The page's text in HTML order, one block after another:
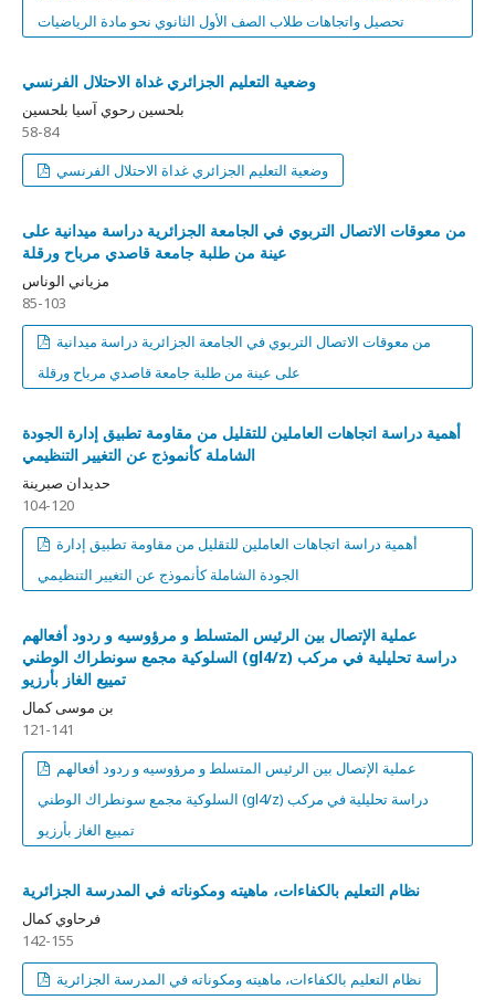
تحصيل واتجاهات طلاب الصف الأول الثانوي نحو مادة الرياضيات
وضعية التعليم الجزائري غداة الاحتلال الفرنسي
بلحسين رحوي آسيا بلحسين
58-84
وضعية التعليم الجزائري غداة الاحتلال الفرنسي
من معوقات الاتصال التربوي في الجامعة الجزائرية دراسة ميدانية على
عينة من طلبة جامعة قاصدي مرباح ورقلة
مزياني الوناس
85-103
على عينة من طلبة جامعة قاصدي مرباح ورقلة
أهمية دراسة اتجاهات العاملين للتقليل من مقاومة تطبيق إدارة الجودة
الشاملة كأنموذج عن التغيير التنظيمي
حديدان صبرينة
104-120
الجودة الشاملة كأنموذج عن التغيير التنظيمي
عملية الإتصال بين الرئيس المتسلط و مرؤوسيه و ردود أفعالهم
السلوكية مجمع سونطراك الوطني (gl4/z) دراسة تحليلية في مركب
تمييع الغاز بأرزيو
بن موسى كمال
121-141
السلوكية مجمع سونطراك الوطني (gl4/z) دراسة تحليلية في مركب
تمييع الغاز بأرزيو
نظام التعليم بالكفاءات، ماهيته ومكوناته في المدرسة الجزائرية
فرحاوي كمال
142-155
نظام التعليم بالكفاءات، ماهيته ومكوناته في المدرسة الجزائرية